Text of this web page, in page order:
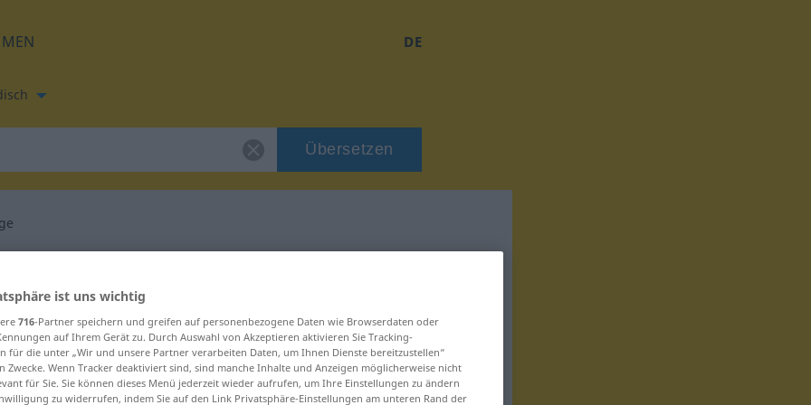
DE
Übersetzen
für "Absage"
ist uns wichtig
716-Partner speichern und greifen auf personenbezogene Daten wie Browserdaten oder
auf Ihrem Gerät zu. Durch Auswahl von Akzeptieren aktivieren Sie Tracking-
für die unter „Wir und unsere Partner verarbeiten Daten, um Ihnen Dienste bereitzustellen“
Zwecke. Wenn Tracker deaktiviert sind, sind manche Inhalte und Anzeigen möglicherweise nicht
für Sie. Sie können dieses Menü jederzeit wieder aufrufen, um Ihre Einstellungen zu ändern
zu widerrufen, indem Sie auf den Link Privatsphäre-Einstellungen am unteren Rand der